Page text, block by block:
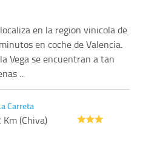
en la region vinicola de
en coche de Valencia.
Vega se encuentran a tan
...
Carreta
Km (Chiva)